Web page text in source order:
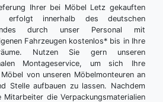
Ihrer bei Möbel Letz gekauften
erfolgt innerhalb des deutschen
durch unser Personal mit
Fahrzeugen kostenlos* bis in Ihre
Nutzen Sie gern unseren
Montageservice, um sich Ihre
Möbel von unseren Möbelmonteuren an
Stelle aufbauen zu lassen. Nachdem
Mitarbeiter die Verpackungsmaterialien